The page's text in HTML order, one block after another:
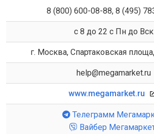
8 (800) 600-08-88, 8 (495)
с 8 до 22 с Пн до Вск
г. Москва, Спартаковская
help@megamarket.ru
www.megamarket.ru
Телеграмм
Вайбер